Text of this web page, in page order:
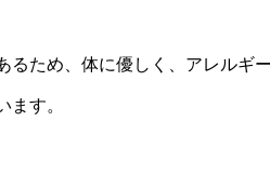
るため、体に優しく、アレルギ
ます。